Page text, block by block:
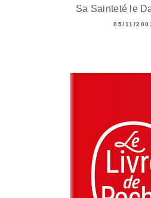
Sa Sainteté le
05/11/